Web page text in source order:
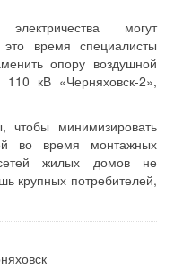
могут
время специалисты
опору воздушной
кВ «Черняховск-2»,
чтобы минимизировать
во время монтажных
жилых домов не
крупных потребителей,